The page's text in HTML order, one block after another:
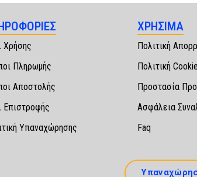
Χρήσης
Πληρωμής
Αποστολής
Επιστροφής
Υπαναχώρησης
ΧΡΗΣΙΜΑ
Πολιτική
Πολιτική
Προστασία
Ασφάλεια
Faq